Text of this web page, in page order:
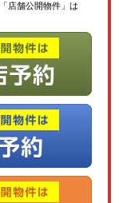
店舗公開物件」は